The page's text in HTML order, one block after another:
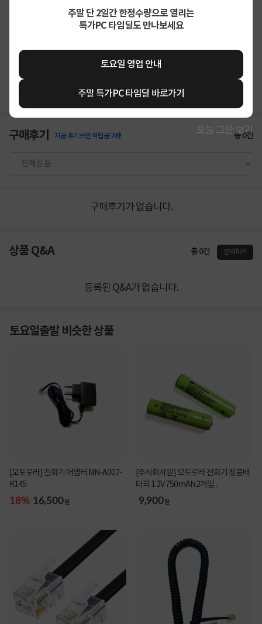
주말 단 2일간 한정수량으로 열리는
특가PC 타임딜도 만나보세요
토요일 영업 안내
주말 특가PC 타임딜 바로가기
오늘 그만 보기
교환/반품/환불
신고 잘못된 상품정보가 있으면 알려주세요.
구매후기 지금 후기쓰면 적립금 2배! 총0건
구매후기가 없습니다.
상품 Q&A 총 0건 문의하기
등록된 Q&A가 없습니다.
토요일출발 비슷한 상품
[모토로라] 전화기 어댑터 MN-A002-
K145
18% 16,500원
[주식회사원] 모토로라 전화기 정품배
터리 1.2V 750mAh 2개입...
9,900원